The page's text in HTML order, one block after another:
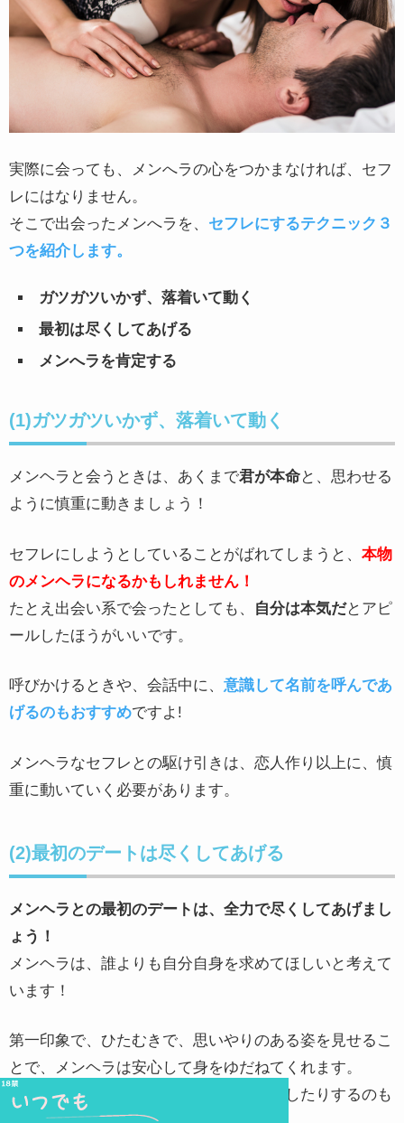
実際に会っても、メンへラの心をつかまなければ、セフ
レにはなりません。
そこで出会ったメンへラを、 セフレにするテクニック３
つを紹介します。
ガツガツいかず、落着いて動く
最初は尽くしてあげる
メンへラを肯定する
(1)ガツガツいかず、落着いて動く
メンヘラと会うときは、あくまで君が本命と、思わせる
ように慎重に動きましょう！
セフレにしようとしていることがばれてしまうと、 本物
のメンヘラになるかもしれません！
たとえ出会い系で会ったとしても、
自分は本気だとアピ
ールしたほうがいいです。
呼びかけるときや、会話中に、 意識して名前を呼んであ
げるのもおすすめですよ!
メンヘラなセフレとの駆け引きは、恋人作り以上に、慎
重に動いていく必要があります。
(2)最初のデートは尽くしてあげる
メンヘラとの最初のデートは、全力で尽くしてあげまし
ょう！
メンヘラは、誰よりも自分自身を求めてほしいと考えて
います！
第一印象で、ひたむきで、思いやりのある姿を見せるこ
とで、メンヘラは安心して身をゆだねてくれます。
例えば、食事をおごったり、エスコートしたりするのも